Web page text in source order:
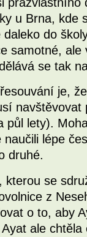
u Brna, kde
do
samotné,
se tak
je,
půl lety).
lépe
druhé.
kterou se
z
o to, aby
ale